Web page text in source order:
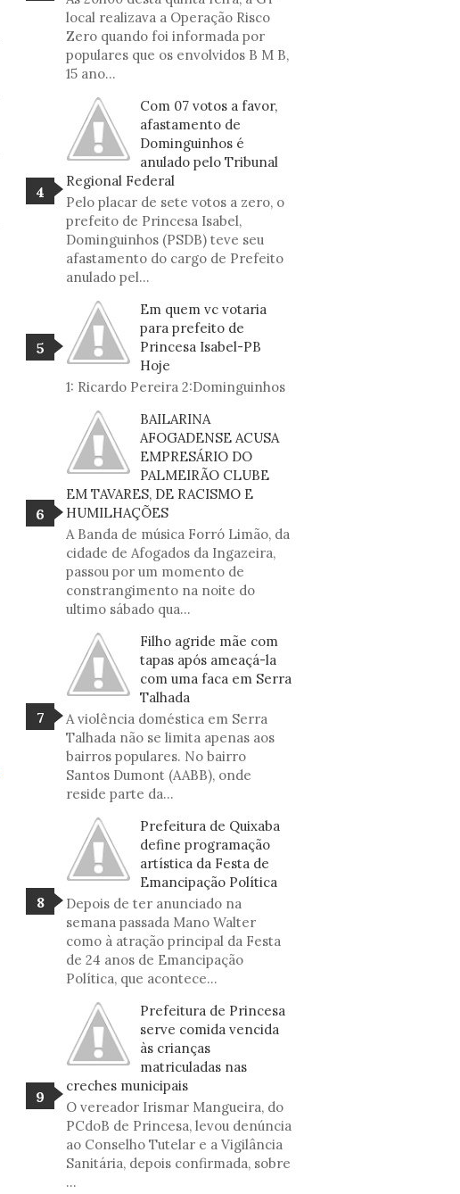
local realizava a Operação Risco
Zero quando foi informada por
populares que os envolvidos B M B,
15 ano...
Com 07 votos a favor,
afastamento de
Dominguinhos é
anulado pelo Tribunal
Regional Federal
Pelo placar de sete votos a zero, o
prefeito de Princesa Isabel,
Dominguinhos (PSDB) teve seu
afastamento do cargo de Prefeito
anulado pel...
Em quem vc votaria
para prefeito de
Princesa Isabel-PB
Hoje
1: Ricardo Pereira 2:Dominguinhos
BAILARINA
AFOGADENSE ACUSA
EMPRESÁRIO DO
PALMEIRÃO CLUBE
EM TAVARES, DE RACISMO E
HUMILHAÇÕES
A Banda de música Forró Limão, da
cidade de Afogados da Ingazeira,
passou por um momento de
constrangimento na noite do
ultimo sábado qua...
Filho agride mãe com
tapas após ameaçá-la
com uma faca em Serra
Talhada
A violência doméstica em Serra
Talhada não se limita apenas aos
bairros populares. No bairro
Santos Dumont (AABB), onde
reside parte da...
Prefeitura de Quixaba
define programação
artística da Festa de
Emancipação Política
Depois de ter anunciado na
semana passada Mano Walter
como à atração principal da Festa
de 24 anos de Emancipação
Política, que acontece...
Prefeitura de Princesa
serve comida vencida
às crianças
matriculadas nas
creches municipais
O vereador Irismar Mangueira, do
PCdoB de Princesa, levou denúncia
ao Conselho Tutelar e a Vigilância
Sanitária, depois confirmada, sobre
...